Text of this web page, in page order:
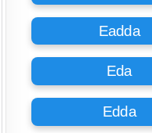
Eadda
Eda
Edda